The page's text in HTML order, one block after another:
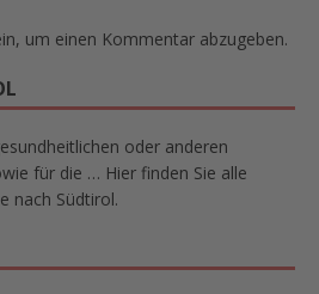
um einen Kommentar abzugeben.
oder anderen
für die … Hier finden Sie alle
nach Südtirol.